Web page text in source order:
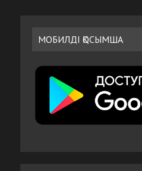
МОБИЛДІ ҚОСЫМША